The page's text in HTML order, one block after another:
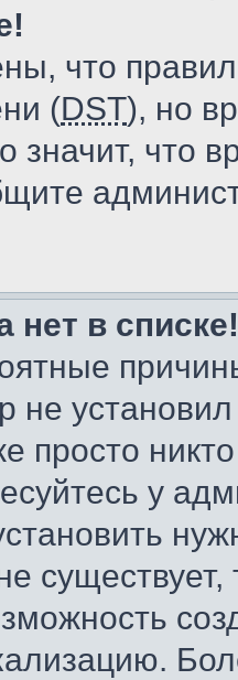
что
(DST), но
значит, что
нет в списке!
не
просто
у